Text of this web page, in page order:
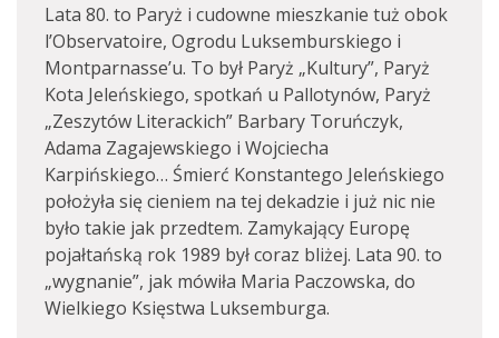
Lata 80. to Paryż i cudowne mieszkanie tuż obok
l’Observatoire, Ogrodu Luksemburskiego i
Montparnasse’u. To był Paryż „Kultury”, Paryż
Kota Jeleńskiego, spotkań u Pallotynów, Paryż
„Zeszytów Literackich” Barbary Toruńczyk,
Adama Zagajewskiego i Wojciecha
Karpińskiego… Śmierć Konstantego Jeleńskiego
położyła się cieniem na tej dekadzie i już nic nie
było takie jak przedtem. Zamykający Europę
pojałtańską rok 1989 był coraz bliżej. Lata 90. to
„wygnanie”, jak mówiła Maria Paczowska, do
Wielkiego Księstwa Luksemburga.